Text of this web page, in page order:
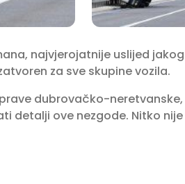
najvjerojatnije uslijed jakog
za sve skupine vozila.
dubrovačko-neretvanske,
detalji ove nezgode. Nitko nije